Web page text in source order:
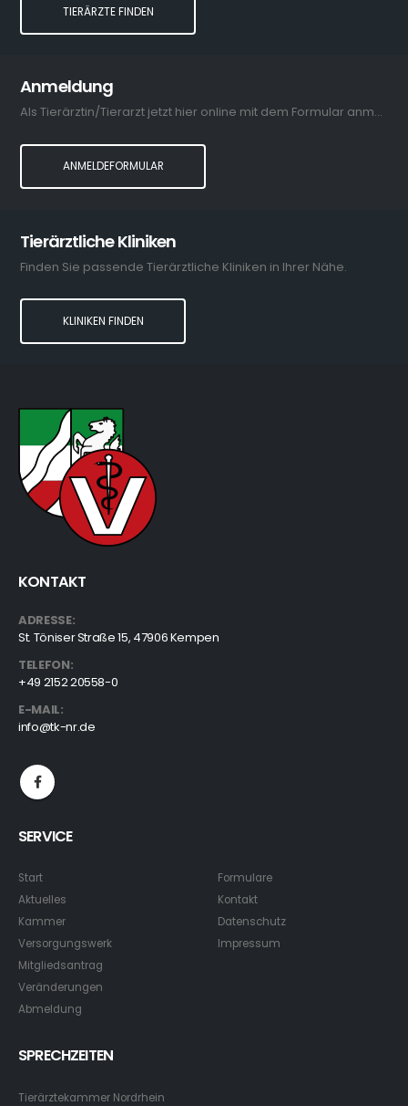
TIERÄRZTE FINDEN
Anmeldung
Als Tierärztin/Tierarzt jetzt hier online mit dem Formular anmelden.
ANMELDEFORMULAR
Tierärztliche Kliniken
Finden Sie passende Tierärztliche Kliniken in Ihrer Nähe.
KLINIKEN FINDEN
KONTAKT
ADRESSE:
St. Töniser Straße 15, 47906 Kempen
TELEFON:
+49 2152 20558-0
E-MAIL:
info@tk-nr.de
SERVICE
Start
Aktuelles
Kammer
Versorgungswerk
Mitgliedsantrag
Veränderungen
Abmeldung
Formulare
Kontakt
Datenschutz
Impressum
SPRECHZEITEN
Tierärztekammer Nordrhein